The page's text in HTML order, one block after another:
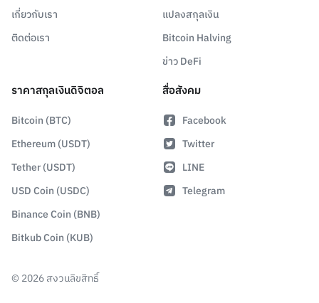
เกี่ยวกับเรา
ติดต่อเรา
แปลงสกุลเงิน
Bitcoin Halving
ข่าว DeFi
ราคาสกุลเงินดิจิตอล
Bitcoin (BTC)
Ethereum (USDT)
Tether (USDT)
USD Coin (USDC)
Binance Coin (BNB)
Bitkub Coin (KUB)
สื่อสังคม
Facebook
Twitter
LINE
Telegram
© 2026สงวนลิขสิทธิ์